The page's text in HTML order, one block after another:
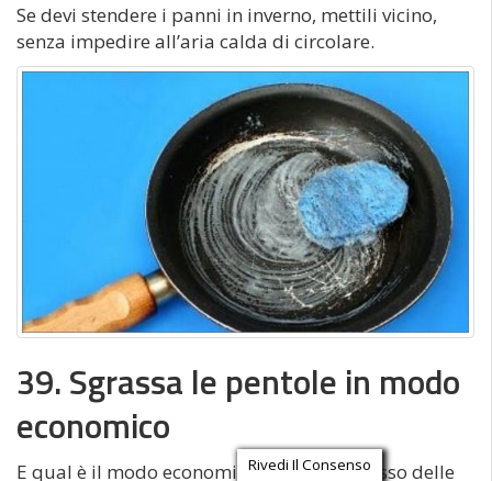
Se devi stendere i panni in inverno, mettili vicino,
senza impedire all’aria calda di circolare.
39. Sgrassa le pentole in modo
economico
E qual è il modo economico? Spesso il grasso delle
Rivedi Il Consenso